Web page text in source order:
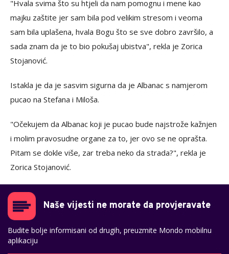
"Hvala svima što su htjeli da nam pomognu i mene kao
majku zaštite jer sam bila pod velikim stresom i veoma
sam bila uplašena, hvala Bogu što se sve dobro završilo, a
sada znam da je to bio pokušaj ubistva", rekla je Zorica
Stojanović.
Istakla je da je sasvim sigurna da je Albanac s namjerom
pucao na Stefana i Miloša.
"Očekujem da Albanac koji je pucao bude najstrože kažnjen
i molim pravosudne organe za to, jer ovo se ne oprašta.
Pitam se dokle više, zar treba neko da strada?", rekla je
Zorica Stojanović.
Naše vijesti ne morate da provjeravate
Budite bolje informisani od drugih, preuzmite Mondo mobilnu
aplikaciju